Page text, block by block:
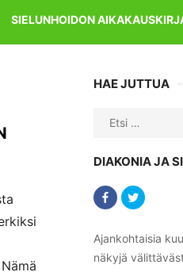
SIELUNHOIDON
HAE JUTTUA
Search
DIAKONIA JA
Ajankohtaisia
näkyjä